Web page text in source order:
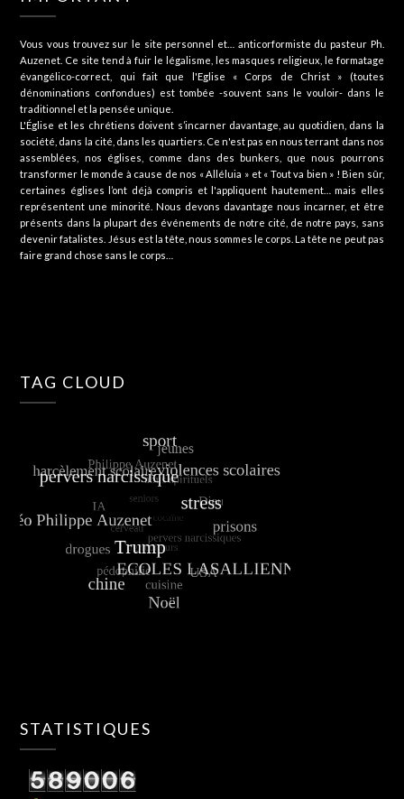
Vous vous trouvez sur le site personnel et… anticorformiste du pasteur Ph.
Auzenet. Ce site tend à fuir le légalisme, les masques religieux, le formatage
évangélico-correct, qui fait que l'Eglise « Corps de Christ » (toutes
dénominations confondues) est tombée -souvent sans le vouloir- dans le
traditionnel et la pensée unique.
L'Église et les chrétiens doivent s’incarner davantage, au quotidien, dans la
société, dans la cité, dans les quartiers. Ce n'est pas en nous terrant dans nos
assemblées, nos églises, comme dans des bunkers, que nous pourrons
transformer le monde à cause de nos « Alléluia » et « Tout va bien » ! Bien sûr,
certaines églises l’ont déjà compris et l'appliquent hautement… mais elles
représentent une minorité. Nous devons davantage nous incarner, et être
présents dans la plupart des événements de notre cité, de notre pays, sans
devenir fatalistes. Jésus est la tête, nous sommes le corps. La tête ne peut pas
faire grand chose sans le corps…
TAG CLOUD
STATISTIQUES